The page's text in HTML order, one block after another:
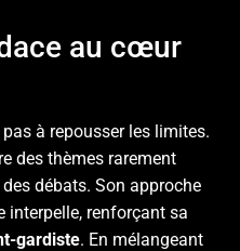
au cœur
pas à repousser les limites.
des thèmes rarement
débats. Son approche
interpelle, renforçant sa
gardiste. En mélangeant